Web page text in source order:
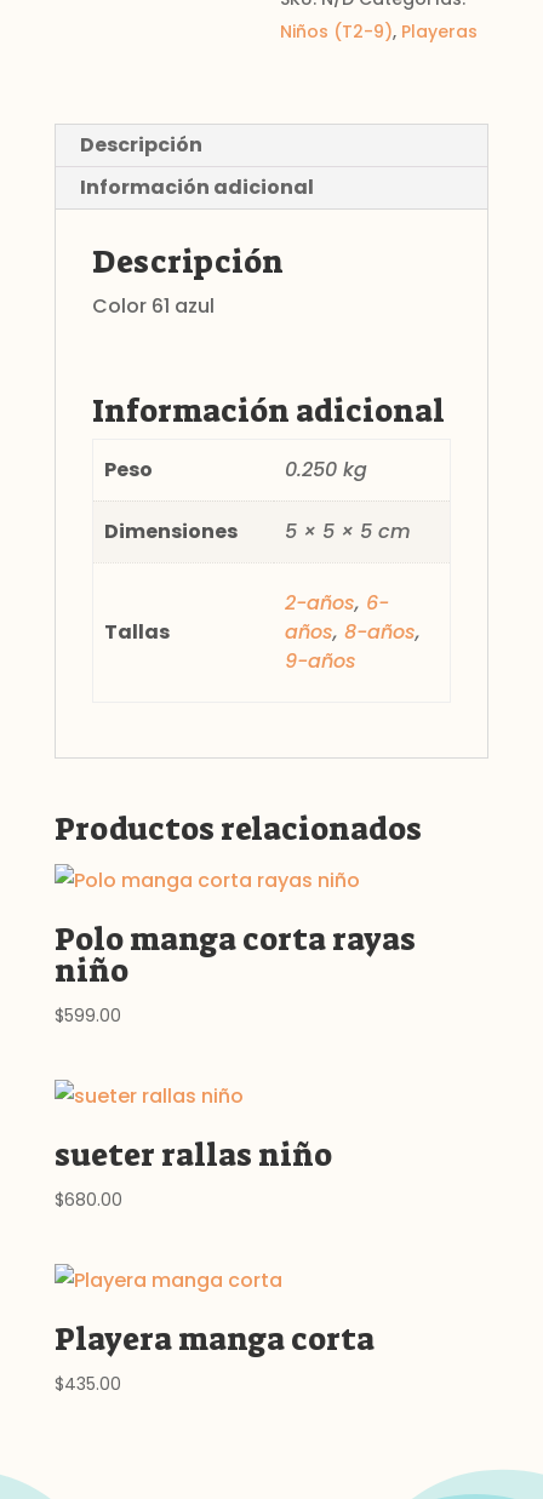
Niños (T2-9), Playeras
Descripción
Información adicional
Descripción
Color 61 azul
Información adicional
Peso 0.250 kg
Dimensiones 5 × 5 × 5 cm
Tallas
2-años, 6-
años,8-años,
9-años
Productos relacionados
Polo manga corta rayas
niño
$599.00
sueter rallas niño
$680.00
Playera manga corta
$435.00